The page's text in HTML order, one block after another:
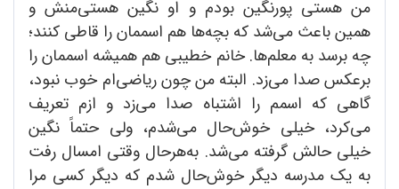
من هستی پور‌نگین بودم و او نگین هستی‌منش و
همین باعث می‌شد که بچه‌ها هم اسممان را قاطی کنند؛
چه برسد به معلم‌ها. خانم خطیبی هم همیشه اسممان را
برعکس صدا می‌زد. البته من چون ریاضی‌ام خوب نبود،
گاهی که اسمم را اشتباه صدا می‌زد و ازم تعریف
می‌کرد، خیلی خوش‌حال می‌شدم، ولی حتماً نگین
خیلی حالش گرفته می‌شد. به‌هرحال وقتی امسال رفت
به یک مدرسه دیگر خوش‌حال شدم که دیگر کسی مرا